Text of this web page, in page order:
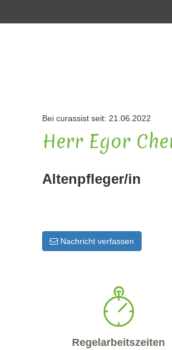
Bei curassist seit: 21.06.2022
Herr Egor
Altenpfleger/in
Nachricht verfassen
Regelarbeitszeiten